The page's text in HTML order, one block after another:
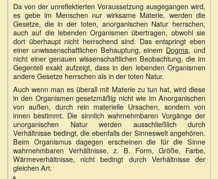
Da von der unreflektierten Voraussetzung ausgegangen wird,
es gebe im Menschen nur wirksame Materie, werden die
Gesetze, die in der toten, anorganischen Natur herrschen,
auch auf die lebenden Organismen übertragen, obwohl sie
dort überhaupt nicht herrschend sind. Das entspringt eben
einer unwissenschaftlichen Behauptung, einem Dogma, und
nicht einer genauen wissenschaftlichen Beobachtung, die im
Gegenteil exakt aufzeigt, dass in den lebenden Organismen
andere Gesetze herrschen als in der toten Natur.
Auch wenn man es überall mit Materie zu tun hat, wird diese
in den Organismen gesetzmäßig nicht wie im Anorganischen
von außen, durch rein materielle Ursachen, sondern von
innen bestimmt. Die sinnlich wahrnehmbaren Vorgänge der
unorganischen Natur werden ausschließlich durch
Verhältnisse bedingt, die ebenfalls der Sinneswelt angehören.
Beim Organismus dagegen erscheinen die für die Sinne
wahrnehmbaren Verhältnisse, z. B. Form, Größe, Farbe,
Wärmeverhältnisse, nicht bedingt durch Verhältnisse der
gleichen Art.